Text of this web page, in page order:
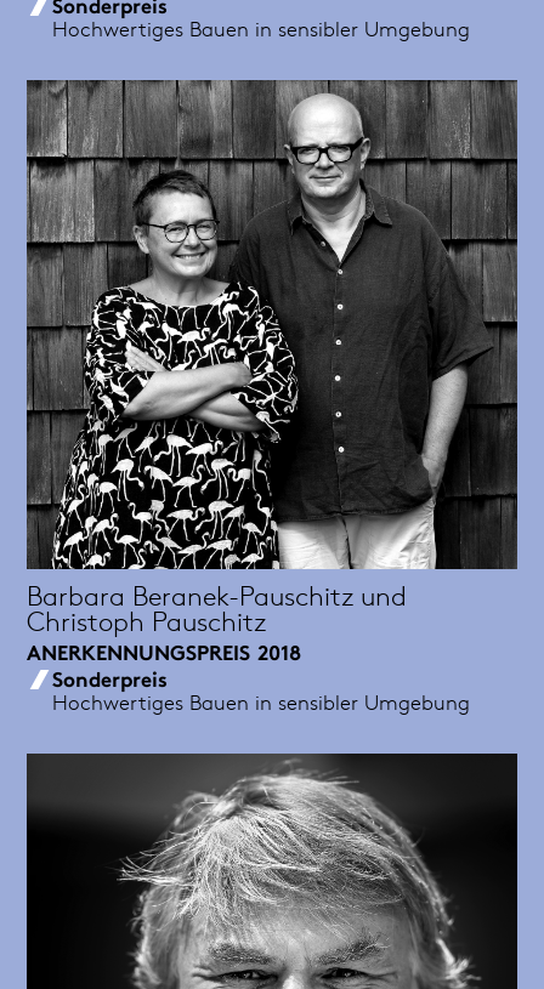
Hochwertiges Bauen in sensibler Umgebung
Barbara Beranek-Pauschitz und
Christoph Pauschitz
ANERKENNUNGSPREIS 2018
Sonderpreis
Hochwertiges Bauen in sensibler Umgebung